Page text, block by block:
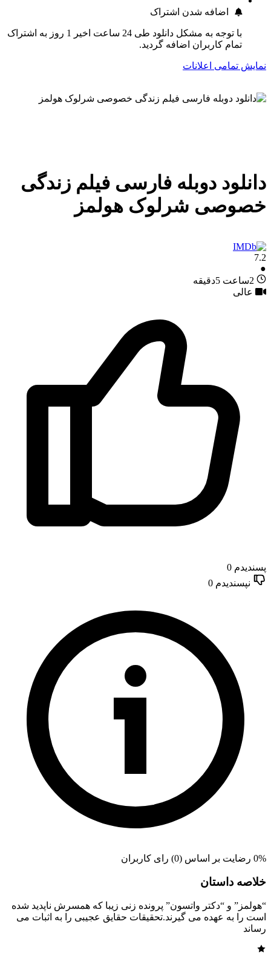
اضافه شدن اشتراک
با توجه به مشکل دانلود طی 24 ساعت اخیر 1 روز به اشتراک
تمام کاربران اضافه گردید.
نمایش تمامی اعلانات
دانلود دوبله فارسی فیلم زندگی
خصوصی شرلوک هولمز
7.2
●
2ساعت 5دقیقه
عالی
پسندیدم 0
نپسندیدم 0
0% رضایت بر اساس (0) رای کاربران
خلاصه داستان
“هولمز” و “دکتر واتسون” پرونده زنی زیبا که همسرش ناپدید شده
است را به عهده می گیرند.تحقیقات حقایق عجیبی را به اثبات می
رساند